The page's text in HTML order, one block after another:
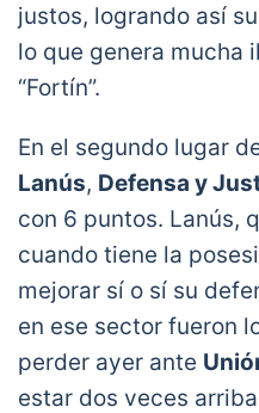
justos, logrando así
lo que genera mucha
“Fortín”.
En el segundo lugar
Lanús, Defensa y
con 6 puntos. Lanús,
cuando tiene la
mejorar sí o sí su
en ese sector fueron
perder ayer ante
estar dos veces